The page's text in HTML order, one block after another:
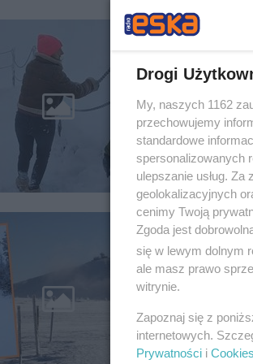
sprawy
Drogi
My, naszych 1162
przechowujemy
standardowe
spersonalizowanych
ulepszanie usług.
geolokalizacyjnych
cenimy Twoją
Zgoda jest
się w lewym dolnym
ale masz prawo
witrynie.
Zapoznaj się z
internetowych.
Prywatności i